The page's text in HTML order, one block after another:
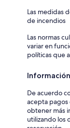
Las medidas
de incendios
Las normas
variar en
políticas que
De acuerdo
acepta pagos
obtener más
utilizando los